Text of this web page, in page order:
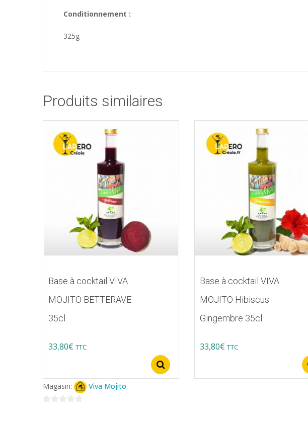
Conditionnement :
325g
Produits similaires
Base à cocktail VIVA
MOJITO BETTERAVE
35cl
33,80€ TTC
produit
a
Magasin: Viva Mojito
Base à cocktail VIVA
MOJITO Hibiscus
Gingembre 35cl
33,80€ TTC
produit